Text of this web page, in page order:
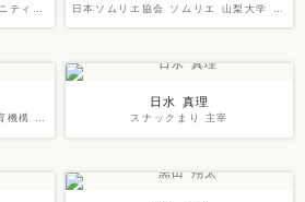
日水 真理
スナックまり 主宰